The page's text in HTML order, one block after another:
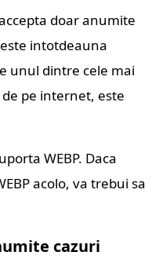
doar anumite
intotdeauna
unul dintre cele mai
pe internet, este
WEBP. Daca
acolo, va trebui sa
cazuri